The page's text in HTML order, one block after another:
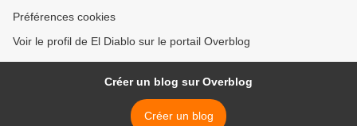
Préférences cookies
Voir le profil de El Diablo sur le portail Overblog
Créer un blog sur Overblog
Créer un blog